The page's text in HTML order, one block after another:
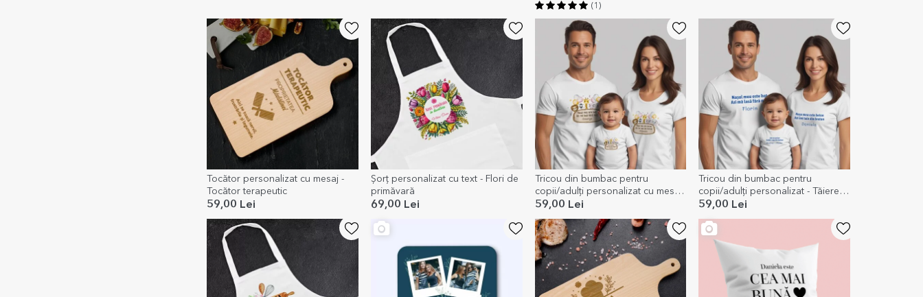
(1)
Tocător personalizat cu mesaj -
Tocător terapeutic
59,00 Lei
Șorț personalizat cu text - Flori de
primăvară
69,00 Lei
Tricou din bumbac pentru
copii/adulți personalizat cu mesaj
- Tăiere moț
59,00 Lei
Tricou din bumbac pentru
copii/adulți personalizat - Tăiere
moț
59,00 Lei